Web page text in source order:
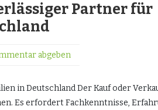
Partner für
abgeben
in Deutschland Der Kauf oder
Es erfordert Fachkenntnisse,